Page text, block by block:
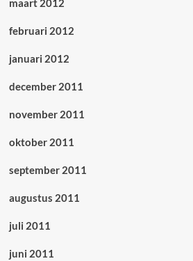
maart 2012
februari 2012
januari 2012
december 2011
november 2011
oktober 2011
september 2011
augustus 2011
juli 2011
juni 2011